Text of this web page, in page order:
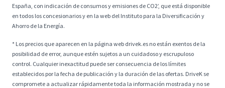
España, con indicación de consumos y emisiones de CO2’, que está disponible
en todos los concesionarios y en la web del Instituto para la Diversificación y
Ahorro de la Energía.
* Los precios que aparecen en la página web drivek.es no están exentos de la
posibilidad de error, aunque estén sujetos a un cuidadoso y escrupuloso
control. Cualquier inexactitud puede ser consecuencia de los límites
establecidos por la fecha de publicación y la duración de las ofertas. DriveK se
compromete a actualizar rápidamente toda la información mostrada y no se